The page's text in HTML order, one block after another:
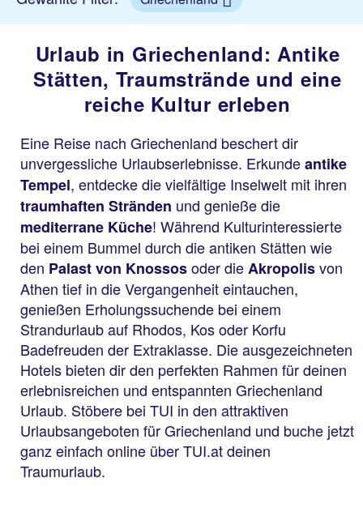
Urlaub in Griechenland: Antike
Stätten, Traumstrände und eine
reiche Kultur erleben
Eine Reise nach Griechenland beschert dir
unvergessliche Urlaubserlebnisse. Erkundeantike
Tempel, entdecke die vielfältige Inselwelt mit ihren
traumhaften Stränden und genieße die
mediterrane Küche! Während Kulturinteressierte
bei einem Bummel durch die antiken Stätten wie
den Palast von Knossosoder dieAkropolisvon
Athen tief in die Vergangenheit eintauchen,
genießen Erholungssuchende bei einem
Strandurlaub auf Rhodos, Kos oder Korfu
Badefreuden der Extraklasse. Die ausgezeichneten
Hotels bieten dir den perfekten Rahmen für deinen
erlebnisreichen und entspannten Griechenland
Urlaub. Stöbere bei TUI in den attraktiven
Urlaubsangeboten für Griechenland und buche jetzt
ganz einfach online über TUI.at deinen
Traumurlaub.